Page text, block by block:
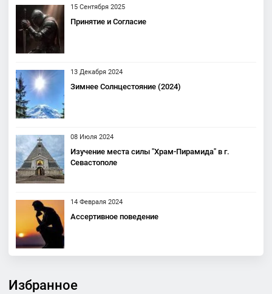
15 Сентября 2025
Принятие и Согласие
13 Декабря 2024
Зимнее Солнцестояние (2024)
08 Июля 2024
Изучение места силы "Храм-Пирамида" в г.
Севастополе
14 Февраля 2024
Ассертивное поведение
Избранное